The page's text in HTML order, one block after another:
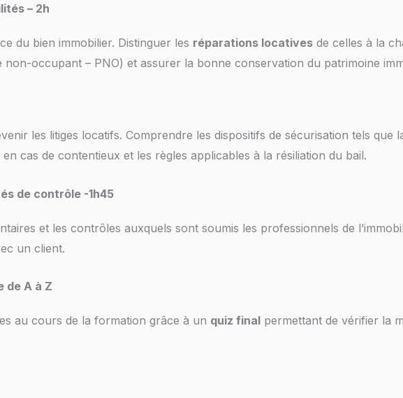
– 2h
du bien immobilier. Distinguer les réparations locatives de celles à la
non-occupant – PNO) et assurer la bonne conservation du patrimoine
les litiges locatifs. Comprendre les dispositifs de sécurisation tels que
cas de contentieux et les règles applicables à la résiliation du bail.
de contrôle -1h45
et les contrôles auxquels sont soumis les professionnels de
un client.
de A à Z
au cours de la formation grâce à un quiz final permettant de vérifier la